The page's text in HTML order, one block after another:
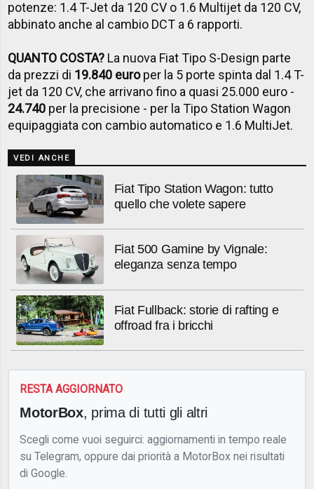
potenze: 1.4 T-Jet da 120 CV o 1.6 Multijet da 120 CV,
abbinato anche al cambio DCT a 6 rapporti.
QUANTO COSTA? La nuova Fiat Tipo S-Design parte
da prezzi di 19.840 europer la 5 porte spinta dal 1.4 T-
jet da 120 CV, che arrivano fino a quasi 25.000 euro -
24.740 per la precisione - per la Tipo Station Wagon
equipaggiata con cambio automatico e 1.6 MultiJet.
VEDI ANCHE
Fiat Tipo Station Wagon: tutto
quello che volete sapere
Fiat 500 Gamine by Vignale:
eleganza senza tempo
Fiat Fullback: storie di rafting e
offroad fra i bricchi
RESTA AGGIORNATO
MotorBox, prima di tutti gli altri
Scegli come vuoi seguirci: aggiornamenti in tempo reale
su Telegram, oppure dai priorità a MotorBox nei risultati
di Google.